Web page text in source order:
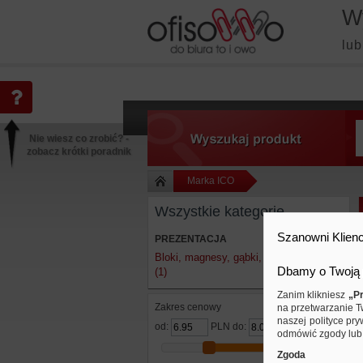
Marka ICO
Wszystkie kategorie
PREZENTACJA
Bloki, magnesy, gąbki, spraye do tablic
(1)
Zakres cenowy
od:
PLN do: PLN
Nie wiesz co zrobić? -
zobacz krótki poradnik
Szanowni
Dbamy o
Zanim klikniesz
na przetwarzanie
naszej polityce
odmówić zgody
Zgoda